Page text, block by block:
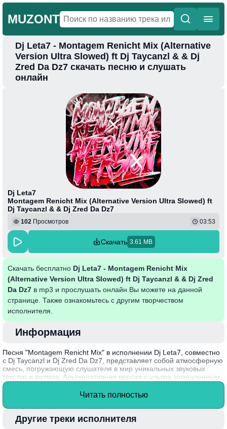
MUZONT
Главная
Новинки
Dj Leta7 - Montagem Renicht Mix (Alternative
Version Ultra Slowed) ft Dj Taycanzl & & Dj
Zred Da Dz7 скачать песню и слушать
онлайн
Dj Leta7
Montagem Renicht Mix (Alternative Version Ultra Slowed) ft
Dj Taycanzl & & Dj Zred Da Dz7
102 Просмотров 03:53
Скачать 3.61 MB
Скачать бесплатно Dj Leta7 - Montagem Renicht Mix
(Alternative Version Ultra Slowed) ft Dj Taycanzl & & Dj Zred
Da Dz7 в mp3 и прослушать онлайн Вы можете на данной
странице. Также ознакомьтесь с другим творчеством
исполнителя.
Информация
Песня "Montagem Renicht Mix" в исполнении Dj Leta7, совместно
с Dj Taycanzl и Dj Zred Da Dz7, представляет собой атмосферную
смесь, погружающую слушателя в мир уникальных звуковых
текстур и ритмов. Альтернативная версия с ультра замедленным
темпом создает медитативное настроение, позволяя
прочувствовать каждую ноту и мелодию. Этот микс сочетает в
стилей, что делает его идеальным саундтреком для
расслабления или вечерних посиделок.
Читать полностью
Другие треки исполнителя